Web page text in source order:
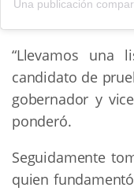
“Llevamos una
candidato de
gobernador y
ponderó.
Seguidamente
quien